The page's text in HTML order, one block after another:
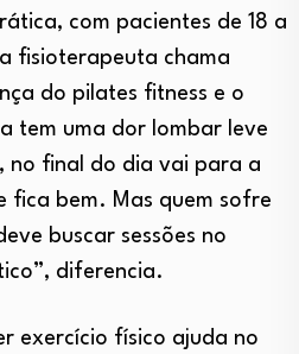
com pacientes de 18 a
fisioterapeuta chama
do pilates fitness e o
tem uma dor lombar leve
no final do dia vai para a
fica bem. Mas quem sofre
buscar sessões no
diferencia.
exercício físico ajuda no